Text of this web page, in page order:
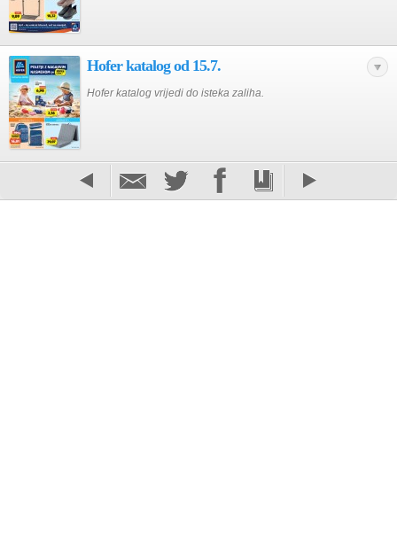
Hofer katalog od 15.7.
Hofer katalog vrijedi do isteka zaliha.